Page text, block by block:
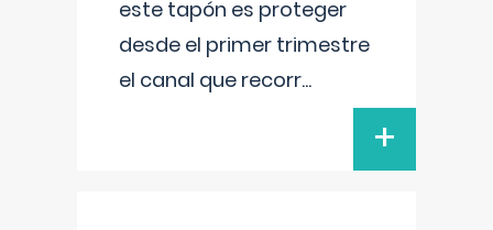
este tapón es proteger
desde el primer trimestre
el canal que recorr...
+